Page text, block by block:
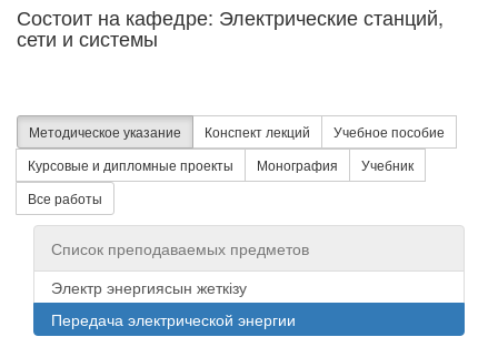
Состоит на кафедре: Электрические станций,
сети и системы
Методическое указание Конспект лекций
Учебное пособие
Курсовые и дипломные проекты
Монография
Учебник
Все работы
Список преподаваемых предметов
Электр энергиясын жеткізу
Передача электрической энергии